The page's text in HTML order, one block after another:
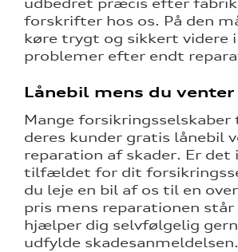
udbedret præcis efter
forskrifter hos os. På den
køre trygt og sikkert videre
problemer efter endt
Lånebil mens du venter
Mange forsikringsselskaber
deres kunder gratis lånebil
reparation af skader. Er det
tilfældet for dit
du leje en bil af os til en
pris mens reparationen står
hjælper dig selvfølgelig
udfylde skadesanmeldelsen.